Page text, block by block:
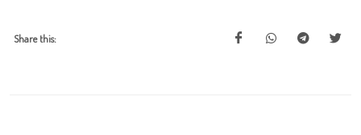
Share this: